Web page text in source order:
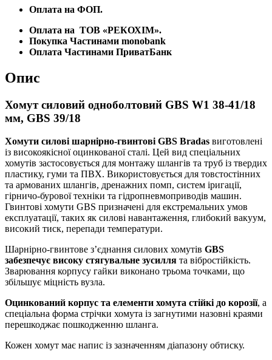
Оплата на ФОП.
Оплата на ТОВ «РЕКОХІМ».
Покупка Частинами monobank
Оплата Частинами ПриватБанк
Опис
Хомут силовий одноболтовий GBS W1 38-41/18
мм, GBS 39/18
Хомути силові шарнірно-гвинтові GBS Bradas виготовлені
із високоякісної оцинкованої сталі. Цей вид спеціальних
хомутів застосовується для монтажу шлангів та труб із твердих
пластику, гуми та ПВХ. Використовується для товстостінних
та армованих шлангів, дренажних помп, систем іригації,
гірничо-бурової техніки та гідропневмоприводів машин.
Гвинтові хомути GBS призначені для екстремальних умов
експлуатації, таких як силові навантаження, глибокий вакуум,
високий тиск, перепади температури.
Шарнірно-гвинтове з’єднання силових хомутів GBS
забезпечує високу стягувальне зусилля та вібростійкість.
Зварювання корпусу гайки виконано трьома точками, що
збільшує міцність вузла.
Оцинкований корпус та елементи хомута стійкі до корозії, а
спеціальна форма стрічки хомута із загнутими назовні краями
перешкоджає пошкодженню шланга.
Кожен хомут має напис із зазначенням діапазону обтиску.